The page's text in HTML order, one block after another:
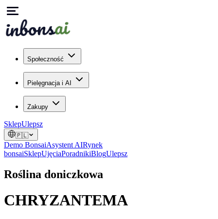
Społeczność
Pielęgnacja i AI
Zakupy
SklepUlepsz
🇵🇱
Demo BonsaiAsystent AIRynek
bonsaiSklepUjęciaPoradnikiBlogUlepsz
Roślina doniczkowa
CHRYZANTEMA